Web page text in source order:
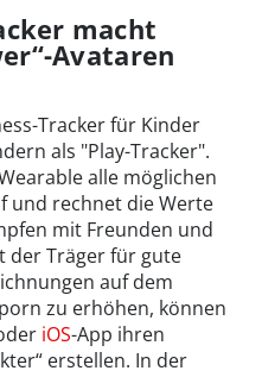
macht
Avataren
Tracker für Kinder
als "Play-Tracker".
alle möglichen
und rechnet die Werte
mit Freunden und
der Träger für gute
auf dem
zu erhöhen, können
iOS-App ihren
erstellen. In der